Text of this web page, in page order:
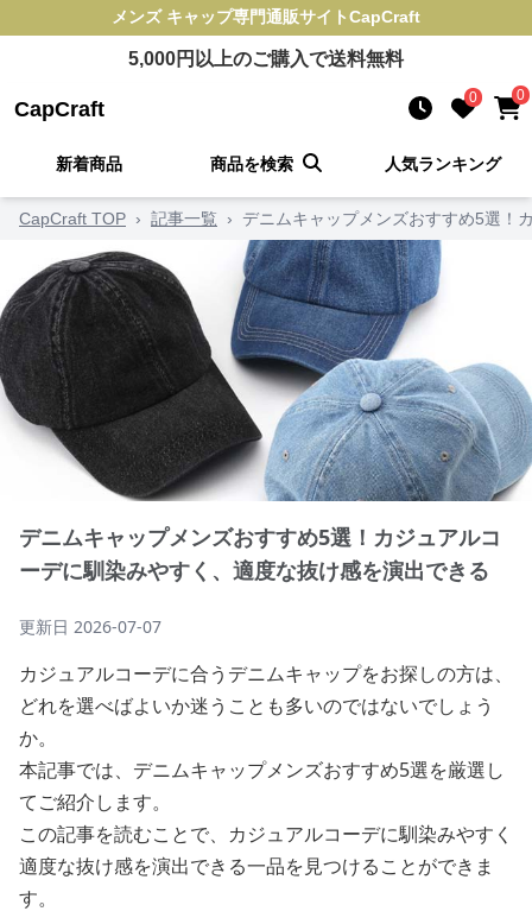
メンズ キャップ専門通販サイトCapCraft
5,000円以上のご購入で送料無料
CapCraft 0 0
新着商品 商品を検索 人気ランキング
CapCraft TOP › 記事一覧 › デニムキャップメンズおすすめ5選！
デニムキャップメンズおすすめ5選！カジュアルコ
ーデに馴染みやすく、適度な抜け感を演出できる
更新日 2026-07-07
カジュアルコーデに合うデニムキャップをお探しの方は、
どれを選べばよいか迷うことも多いのではないでしょう
か。
本記事では、デニムキャップメンズおすすめ5選を厳選し
てご紹介します。
この記事を読むことで、カジュアルコーデに馴染みやすく
適度な抜け感を演出できる一品を見つけることができま
す。